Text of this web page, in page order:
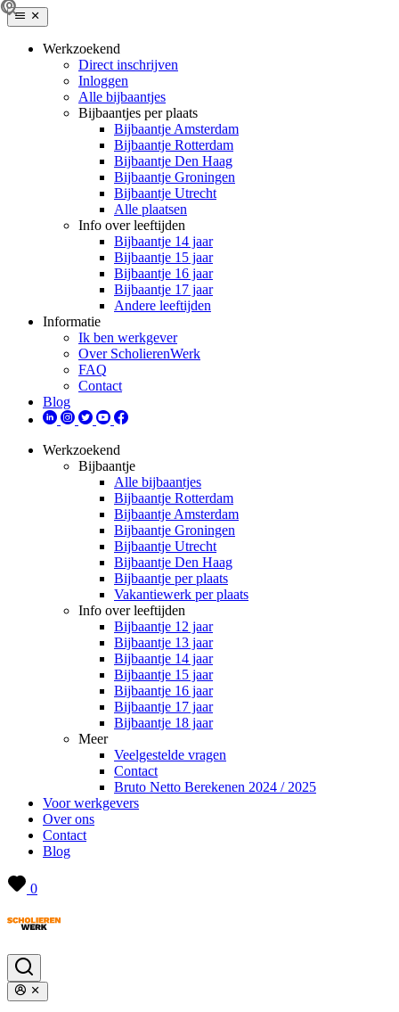
Werkzoekend
Direct inschrijven
Inloggen
Alle bijbaantjes
Bijbaantjes per plaats
Bijbaantje Amsterdam
Bijbaantje Rotterdam
Bijbaantje Den Haag
Bijbaantje Groningen
Bijbaantje Utrecht
Alle plaatsen
Info over leeftijden
Bijbaantje 14 jaar
Bijbaantje 15 jaar
Bijbaantje 16 jaar
Bijbaantje 17 jaar
Andere leeftijden
Informatie
Ik ben werkgever
Over ScholierenWerk
FAQ
Contact
Blog
Werkzoekend
Bijbaantje
Alle bijbaantjes
Bijbaantje Rotterdam
Bijbaantje Amsterdam
Bijbaantje Groningen
Bijbaantje Utrecht
Bijbaantje Den Haag
Bijbaantje per plaats
Vakantiewerk per plaats
Info over leeftijden
Bijbaantje 12 jaar
Bijbaantje 13 jaar
Bijbaantje 14 jaar
Bijbaantje 15 jaar
Bijbaantje 16 jaar
Bijbaantje 17 jaar
Bijbaantje 18 jaar
Meer
Veelgestelde vragen
Contact
Bruto Netto Berekenen 2024 / 2025
Voor werkgevers
Over ons
Contact
Blog
0